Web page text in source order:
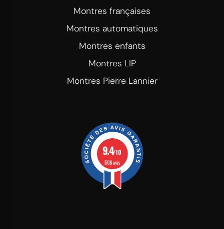
Montres françaises
Montres automatiques
Montres enfants
Montres LIP
Montres Pierre Lannier
9.4/10
508 avis